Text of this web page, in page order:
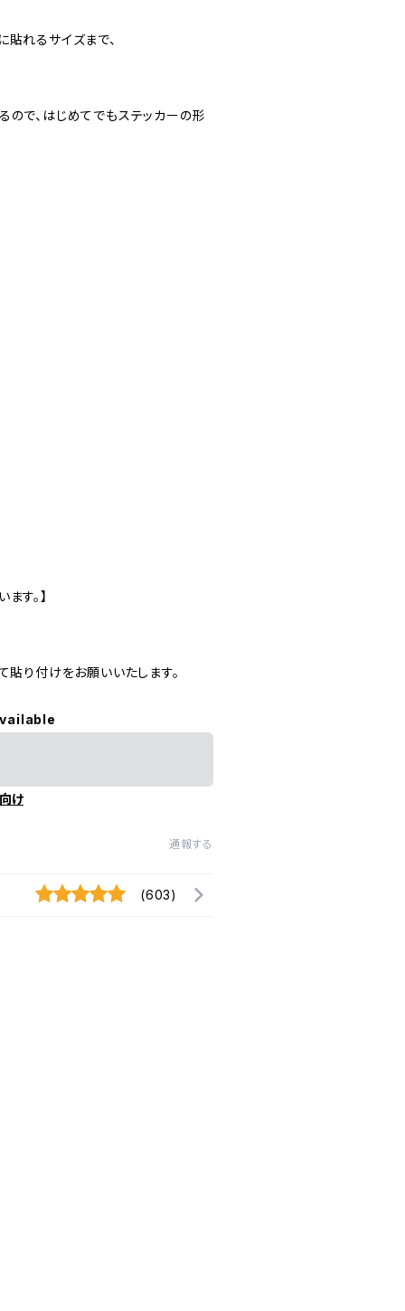
れるサイズまで、
で、はじめてでもステッカーの形
す。】
り付けをお願いいたします。
け
通報する
(603)